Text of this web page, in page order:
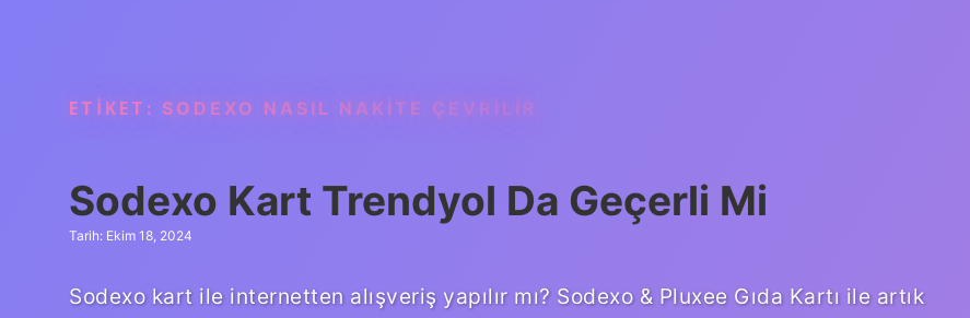
ETIKET: SODEXO NASIL NAKITE ÇEVRILIR
Sodexo Kart Trendyol Da Geçerli Mi
Tarih: Ekim 18, 2024
Sodexo kart ile internetten alışveriş yapılır mı? Sodexo & Pluxee Gıda Kartı ile artık